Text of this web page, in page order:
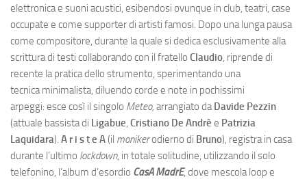
elettronica e suoni acustici, esibendosi ovunque in club, teatri, case
occupate e come supporter di artisti famosi. Dopo una lunga pausa
come compositore, durante la quale si dedica esclusivamente alla
scrittura di testi collaborando con il fratello Claudio, riprende di
recente la pratica dello strumento, sperimentando una
tecnica minimalista, diluendo corde e note in pochissimi
arpeggi: esce così il singolo Meteo, arrangiato daDavide Pezzin
(attuale bassista di Ligabue, Cristiano De Andrè e Patrizia
Laquidara). A r i s t e A(il monikerodierno di Bruno), registra in casa
durante l’ultimo lockdown, in totale solitudine, utilizzando il solo
telefonino, l’album d’esordio CasA MadrE, dove mescola loop e